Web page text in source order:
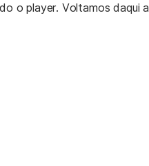
o player. Voltamos daqui a